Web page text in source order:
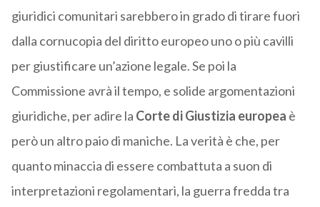
giuridici comunitari sarebbero in grado di tirare fuori
dalla cornucopia del diritto europeo uno o più cavilli
per giustificare un’azione legale. Se poi la
Commissione avrà il tempo, e solide argomentazioni
giuridiche, per adire la Corte di Giustizia europea è
però un altro paio di maniche. La verità è che, per
quanto minaccia di essere combattuta a suon di
interpretazioni regolamentari, la guerra fredda tra